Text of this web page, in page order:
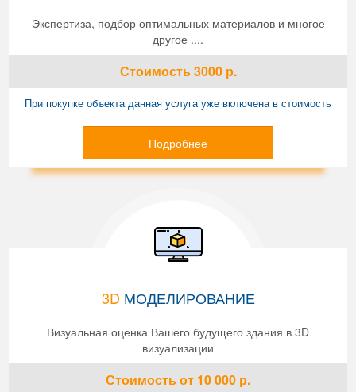
Экспертиза, подбор оптимальных материалов и многое
другое ....
Стоимость3000р.
При покупке объекта данная услуга уже включена в стоимость
Подробнее
3D МОДЕЛИРОВАНИЕ
Визуальная оценка Вашего будущего здания в 3D
визуализации
Стоимостьот 10 000 р.